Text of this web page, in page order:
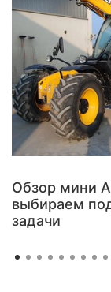
Обзор мини
выбираем
задачи